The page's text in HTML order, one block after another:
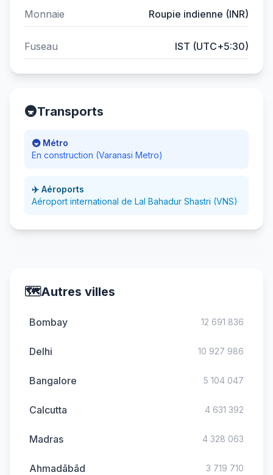
Monnaie Roupie indienne (INR)
Fuseau IST (UTC+5:30)
🚇Transports
🚇 Métro
En construction (Varanasi Metro)
✈️ Aéroports
Aéroport international de Lal Bahadur Shastri (VNS)
🗺️Autres villes
Bombay 12 691 836
Delhi 10 927 986
Bangalore 5 104 047
Calcutta 4 631 392
Madras 4 328 063
Ahmadābād 3 719 710